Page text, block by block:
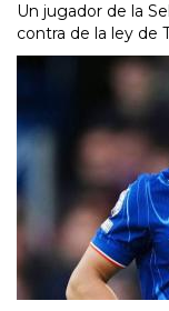
Un jugador de la
contra de la ley de